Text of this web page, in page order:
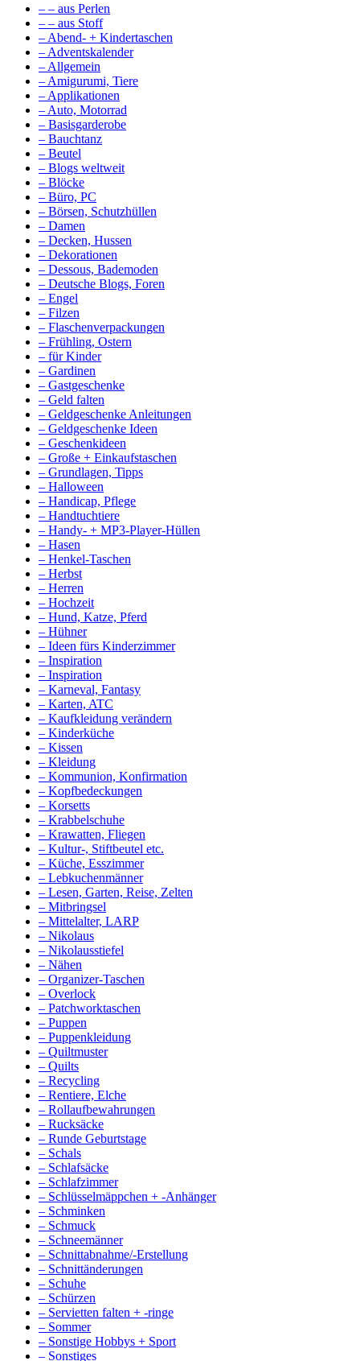
– – aus Perlen
– – aus Stoff
– Abend- + Kindertaschen
– Adventskalender
– Allgemein
– Amigurumi, Tiere
– Applikationen
– Auto, Motorrad
– Basisgarderobe
– Bauchtanz
– Beutel
– Blogs weltweit
– Blöcke
– Büro, PC
– Börsen, Schutzhüllen
– Damen
– Decken, Hussen
– Dekorationen
– Dessous, Bademoden
– Deutsche Blogs, Foren
– Engel
– Filzen
– Flaschenverpackungen
– Frühling, Ostern
– für Kinder
– Gardinen
– Gastgeschenke
– Geld falten
– Geldgeschenke Anleitungen
– Geldgeschenke Ideen
– Geschenkideen
– Große + Einkaufstaschen
– Grundlagen, Tipps
– Halloween
– Handicap, Pflege
– Handtuchtiere
– Handy- + MP3-Player-Hüllen
– Hasen
– Henkel-Taschen
– Herbst
– Herren
– Hochzeit
– Hund, Katze, Pferd
– Hühner
– Ideen fürs Kinderzimmer
– Inspiration
– Inspiration
– Karneval, Fantasy
– Karten, ATC
– Kaufkleidung verändern
– Kinderküche
– Kissen
– Kleidung
– Kommunion, Konfirmation
– Kopfbedeckungen
– Korsetts
– Krabbelschuhe
– Krawatten, Fliegen
– Kultur-, Stiftbeutel etc.
– Küche, Esszimmer
– Lebkuchenmänner
– Lesen, Garten, Reise, Zelten
– Mitbringsel
– Mittelalter, LARP
– Nikolaus
– Nikolausstiefel
– Nähen
– Organizer-Taschen
– Overlock
– Patchworktaschen
– Puppen
– Puppenkleidung
– Quiltmuster
– Quilts
– Recycling
– Rentiere, Elche
– Rollaufbewahrungen
– Rucksäcke
– Runde Geburtstage
– Schals
– Schlafsäcke
– Schlafzimmer
– Schlüsselmäppchen + -Anhänger
– Schminken
– Schmuck
– Schneemänner
– Schnittabnahme/-Erstellung
– Schnittänderungen
– Schuhe
– Schürzen
– Servietten falten + -ringe
– Sommer
– Sonstige Hobbys + Sport
– Sonstiges